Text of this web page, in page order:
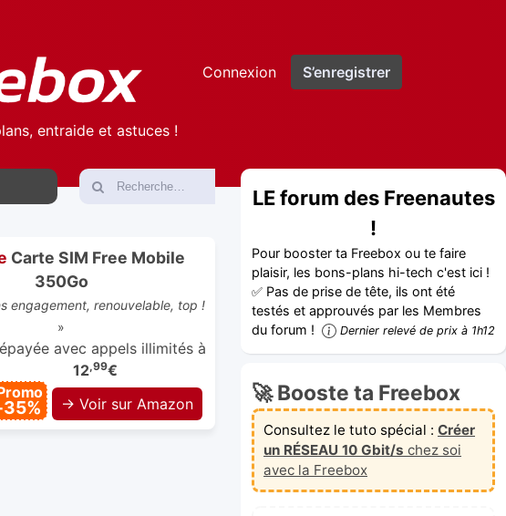
Connexion S’enregistrer
entraide et astuces !
Carte SIM Free Mobile
350Go
engagement, renouvelable, top !
»
avec appels illimités à
12,99€
→ Voir sur Amazon
LE forum des Freenautes
!
Pour booster ta Freebox ou te faire
plaisir, les bons-plans hi-tech c'est ici !
✅ Pas de prise de tête, ils ont été
testés et approuvés par les Membres
du forum !
Dernier relevé de prix à 1h12
🚀 Booste ta Freebox
Consultez le tuto spécial : Créer
un RÉSEAU 10 Gbit/s chez soi
avec la Freebox